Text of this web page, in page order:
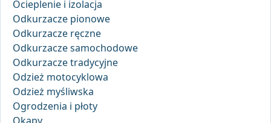
Ocieplenie i izolacja
Odkurzacze pionowe
Odkurzacze ręczne
Odkurzacze samochodowe
Odkurzacze tradycyjne
Odzież motocyklowa
Odzież myśliwska
Ogrodzenia i płoty